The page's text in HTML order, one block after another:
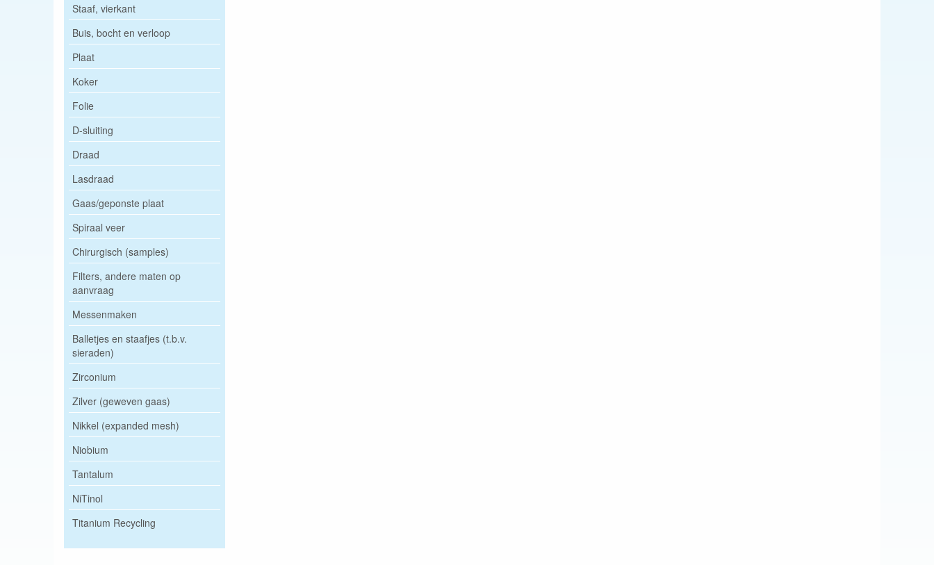
Staaf, vierkant
Buis, bocht en verloop
Plaat
Koker
Folie
D-sluiting
Draad
Lasdraad
Gaas/geponste plaat
Spiraal veer
Chirurgisch (samples)
Filters, andere maten op
aanvraag
Messenmaken
Balletjes en staafjes (t.b.v.
sieraden)
Zirconium
Zilver (geweven gaas)
Nikkel (expanded mesh)
Niobium
Tantalum
NiTinol
Titanium Recycling